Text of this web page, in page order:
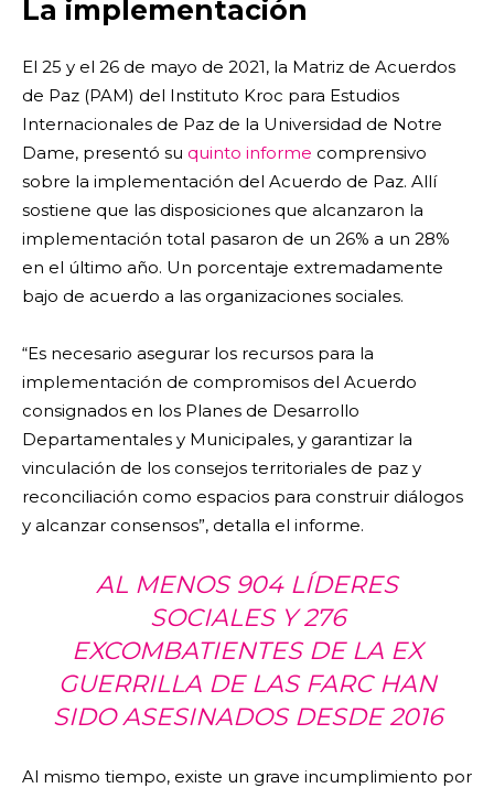
La implementación
El 25 y el 26 de mayo de 2021, la Matriz de Acuerdos
de Paz (PAM) del Instituto Kroc para Estudios
Internacionales de Paz de la Universidad de Notre
Dame, presentó su quinto informe comprensivo
sobre la implementación del Acuerdo de Paz. Allí
sostiene que las disposiciones que alcanzaron la
implementación total pasaron de un 26% a un 28%
en el último año. Un porcentaje extremadamente
bajo de acuerdo a las organizaciones sociales.
“Es necesario asegurar los recursos para la
implementación de compromisos del Acuerdo
consignados en los Planes de Desarrollo
Departamentales y Municipales, y garantizar la
vinculación de los consejos territoriales de paz y
reconciliación como espacios para construir diálogos
y alcanzar consensos”, detalla el informe.
AL MENOS 904 LÍDERES
SOCIALES Y 276
EXCOMBATIENTES DE LA EX
GUERRILLA DE LAS FARC HAN
SIDO ASESINADOS DESDE 2016
Al mismo tiempo, existe un grave incumplimiento por